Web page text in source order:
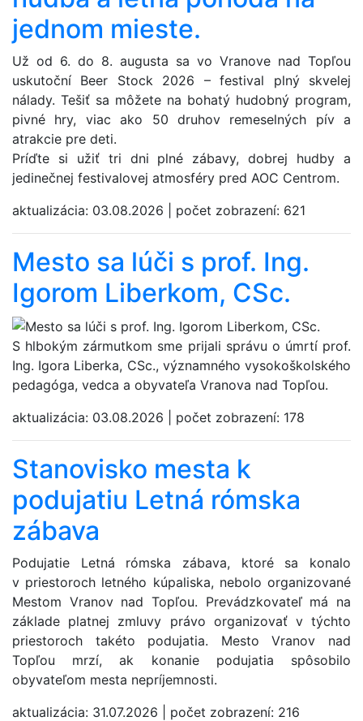
jednom mieste.
Už od 6. do 8. augusta sa vo Vranove nad Topľou
uskutoční Beer Stock 2026 – festival plný skvelej
nálady. Tešiť sa môžete na bohatý hudobný program,
pivné hry, viac ako 50 druhov remeselných pív a
atrakcie pre deti.
Príďte si užiť tri dni plné zábavy, dobrej hudby a
jedinečnej festivalovej atmosféry pred AOC Centrom.
aktualizácia: 03.08.2026 počet zobrazení: 621
Mesto sa lúči s prof. Ing.
Igorom Liberkom, CSc.
S hlbokým zármutkom sme prijali správu o úmrtí prof.
Ing. Igora Liberka, CSc., významného vysokoškolského
pedagóga, vedca a obyvateľa Vranova nad Topľou.
aktualizácia: 03.08.2026 počet zobrazení: 178
Stanovisko mesta k
podujatiu Letná rómska
zábava
Podujatie Letná rómska zábava, ktoré sa konalo
v priestoroch letného kúpaliska, nebolo organizované
Mestom Vranov nad Topľou. Prevádzkovateľ má na
základe platnej zmluvy právo organizovať v týchto
priestoroch takéto podujatia. Mesto Vranov nad
Topľou mrzí, ak konanie podujatia spôsobilo
obyvateľom mesta nepríjemnosti.
aktualizácia: 31.07.2026 počet zobrazení: 216